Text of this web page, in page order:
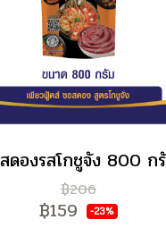
ดองรสโกชูจัง 800 ก
฿206
฿159 -23%